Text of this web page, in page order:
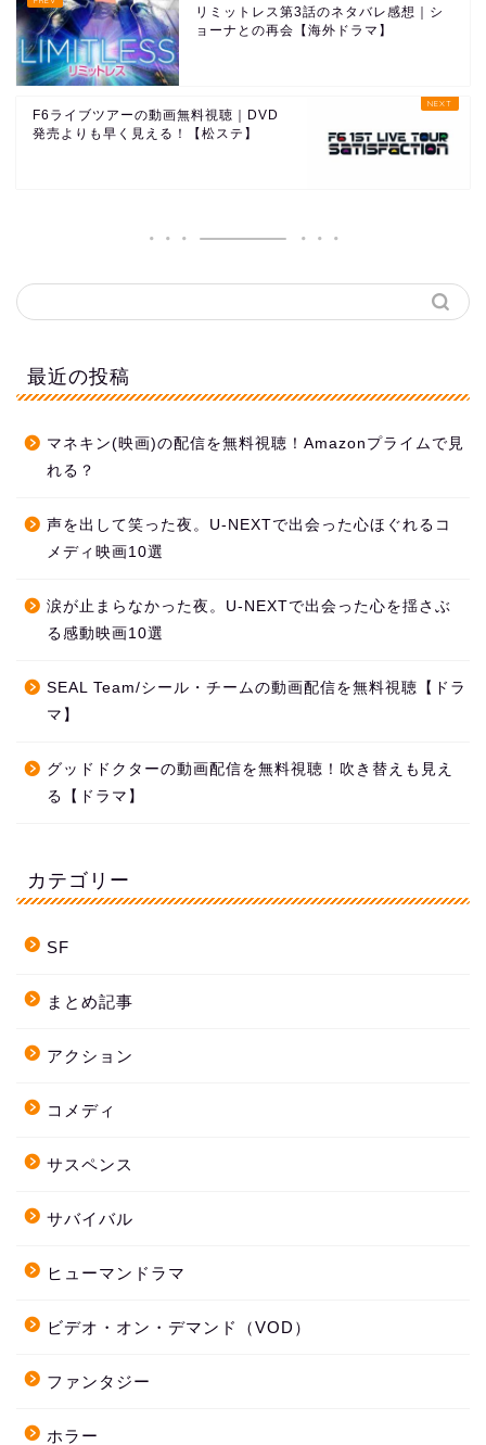
リミットレス第3話のネタバレ感想｜シ
ョーナとの再会【海外ドラマ】
F6ライブツアーの動画無料視聴｜DVD
発売よりも早く見える！【松ステ】
最近の投稿
マネキン(映画)の配信を無料視聴！Amazonプライムで見
れる？
声を出して笑った夜。U-NEXTで出会った心ほぐれるコ
メディ映画10選
涙が止まらなかった夜。U-NEXTで出会った心を揺さぶ
る感動映画10選
SEAL Team/シール・チームの動画配信を無料視聴【ドラ
マ】
グッドドクターの動画配信を無料視聴！吹き替えも見え
る【ドラマ】
カテゴリー
SF
まとめ記事
アクション
コメディ
サスペンス
サバイバル
ヒューマンドラマ
ビデオ・オン・デマンド（VOD）
ファンタジー
ホラー